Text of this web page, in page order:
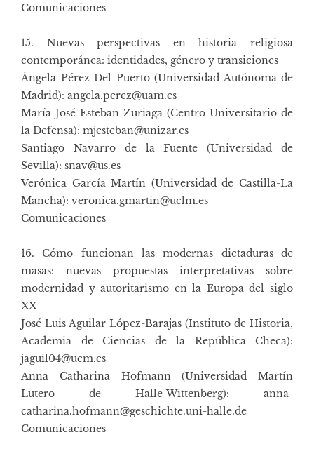
Comunicaciones
15. Nuevas perspectivas en historia religiosa
contemporánea: identidades, género y transiciones
Ángela Pérez Del Puerto (Universidad Autónoma de
Madrid): angela.perez@uam.es
María José Esteban Zuriaga (Centro Universitario de
la Defensa): mjesteban@unizar.es
Santiago Navarro de la Fuente (Universidad de
Sevilla): snav@us.es
Verónica García Martín (Universidad de Castilla-La
Mancha): veronica.gmartin@uclm.es
Comunicaciones
16. Cómo funcionan las modernas dictaduras de
masas: nuevas propuestas interpretativas sobre
modernidad y autoritarismo en la Europa del siglo
XX
José Luis Aguilar López-Barajas (Instituto de Historia,
Academia de Ciencias de la República Checa):
jaguil04@ucm.es
Anna Catharina Hofmann (Universidad Martín
Lutero de Halle-Wittenberg): anna-
catharina.hofmann@geschichte.uni-halle.de
Comunicaciones